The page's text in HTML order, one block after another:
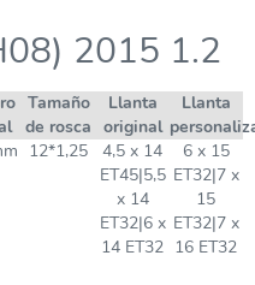
2015 1.2
Tamaño
de rosca
Llanta
original
Llanta
12*1,25
4,5 x 14
ET45|5,5
x 14
ET32|6 x
14 ET32
6 x 15
ET32|7 x
15
ET32|7 x
16 ET32